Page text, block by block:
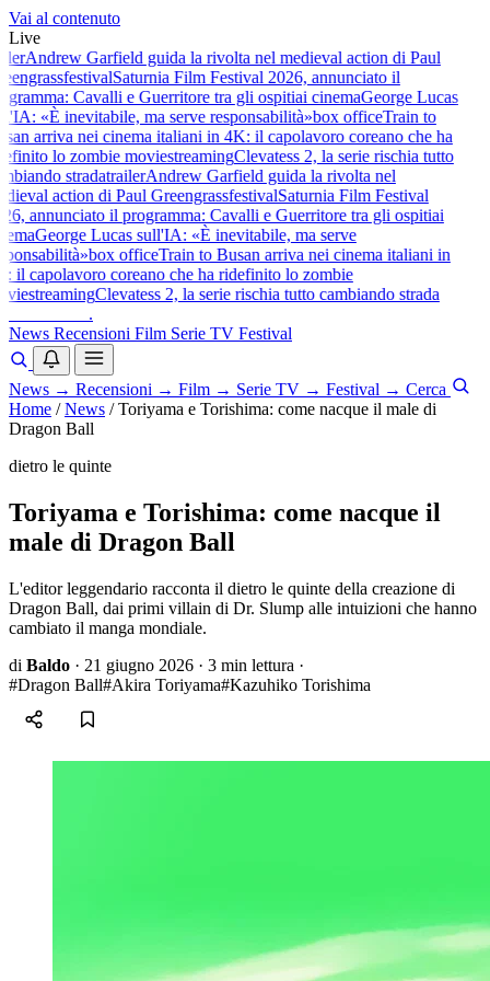
Vai al contenuto
Live
Andrew Garfield guida la rivolta nel medieval action di Paul
festivalSaturnia Film Festival 2026, annunciato il
Cavalli e Guerritore tra gli ospitiai cinemaGeorge Lucas
«È inevitabile, ma serve responsabilità»box officeTrain to
arriva nei cinema italiani in 4K: il capolavoro coreano che ha
lo zombie moviestreamingClevatess 2, la serie rischia tutto
stradatrailerAndrew Garfield guida la rivolta nel
action di Paul GreengrassfestivalSaturnia Film Festival
annunciato il programma: Cavalli e Guerritore tra gli ospitiai
George Lucas sull'IA: «È inevitabile, ma serve
box officeTrain to Busan arriva nei cinema italiani in
il capolavoro coreano che ha ridefinito lo zombie
streamingClevatess 2, la serie rischia tutto cambiando strada
.
News Recensioni Film Serie TV Festival
News → Recensioni → Film → Serie TV → Festival → Cerca
Home / News / Toriyama e Torishima: come nacque il male di
Dragon Ball
dietro le quinte
Toriyama e Torishima: come nacque il
male di Dragon Ball
L'editor leggendario racconta il dietro le quinte della creazione di
Dragon Ball, dai primi villain di Dr. Slump alle intuizioni che hanno
cambiato il manga mondiale.
di Baldo · 21 giugno 2026 · 3 min lettura ·
#Dragon Ball#Akira Toriyama#Kazuhiko Torishima